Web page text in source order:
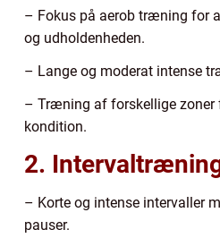
– Fokus på aerob træning for
og udholdenheden.
– Lange og moderat intense
– Træning af forskellige zoner
kondition.
2.
– Korte og intense intervaller
pauser.